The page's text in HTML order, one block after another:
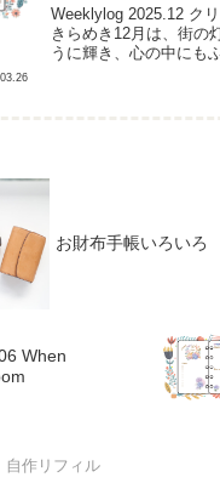
Weeklylog 2025.12 ク
きらめき12月は、街の
うに輝き、心の中にも
お財布手帳いろいろ
When
自作リフィル